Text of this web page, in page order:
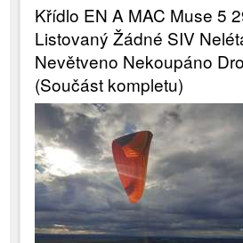
Křídlo EN A MAC Muse 5
Listovaný Žádné SIV
Nevětveno Nekoupáno
(Součást kompletu)